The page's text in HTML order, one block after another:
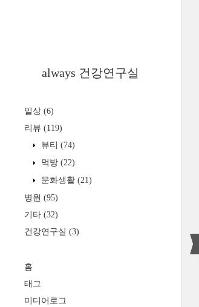
always 건강연구실
일상 (6)
리뷰 (119)
뷰티 (74)
먹방 (22)
문화생활 (21)
병원 (95)
기타 (32)
건강연구실 (3)
홈
태그
미디어로그